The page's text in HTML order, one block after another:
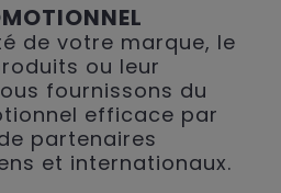
de votre marque, le
ou leur
fournissons du
efficace par
partenaires
et internationaux.